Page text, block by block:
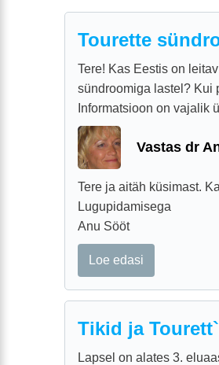
Tourette
Tere! Kas Eestis on
sündroomiga lastel? Kui
Informatsioon on vajalik
Vastas dr
Tere ja aitäh küsimast.
Lugupidamisega
Anu Sööt
Loe edasi
Tikid ja
Lapsel on alates 3.